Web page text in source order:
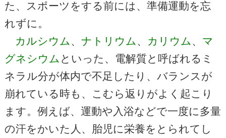
た、スポーツをする前には、準備運動を忘
れずに。
カルシウム 、 ナトリウム 、 カリウム 、 マ
グネシウム といった、電解質と呼ばれるミ
ネラル分が体内で不足したり、バランスが
崩れている時も、こむら返りがよく起こり
ます。例えば、運動や入浴などで一度に多量
の汗をかいた人、胎児に栄養をとられてし